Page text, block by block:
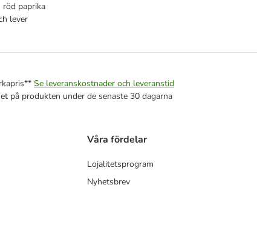
paprika
lever
Se leveranskostnader och leveranstid
på produkten under de senaste 30 dagarna
Våra fördelar
Lojalitetsprogram
Nyhetsbrev